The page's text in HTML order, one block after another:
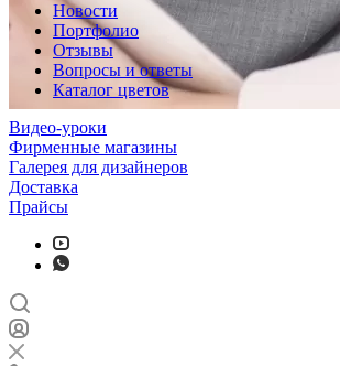
Новости
Портфолио
Отзывы
Вопросы и ответы
Каталог цветов
Видео-уроки
Фирменные магазины
Галерея для дизайнеров
Доставка
Прайсы